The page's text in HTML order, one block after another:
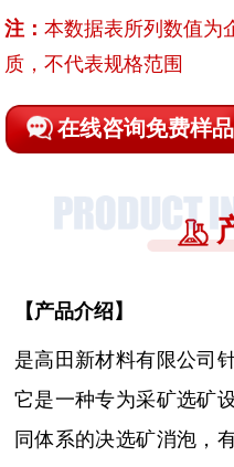
注：本数据表所列数值为
质，不代表规格范围
在线咨询免费样品
【产品介绍】
是高田新材料有限公司
它是一种专为采矿选矿
同体系的决选矿消泡，